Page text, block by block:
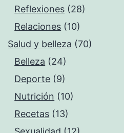
Reflexiones (28)
Relaciones (10)
Salud y belleza (70)
Belleza (24)
Deporte (9)
Nutrición (10)
Recetas (13)